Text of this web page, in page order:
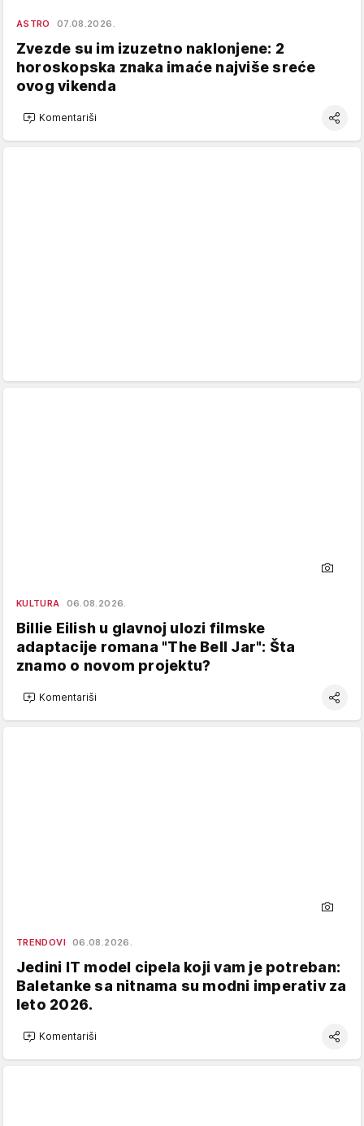
ASTRO 07.08.2026.
Zvezde su im izuzetno naklonjene: 2
horoskopska znaka imaće najviše sreće
ovog vikenda
Komentariši
KULTURA 06.08.2026.
Billie Eilish u glavnoj ulozi filmske
adaptacije romana "The Bell Jar": Šta
znamo o novom projektu?
Komentariši
TRENDOVI 06.08.2026.
Jedini IT model cipela koji vam je potreban:
Baletanke sa nitnama su modni imperativ za
leto 2026.
Komentariši